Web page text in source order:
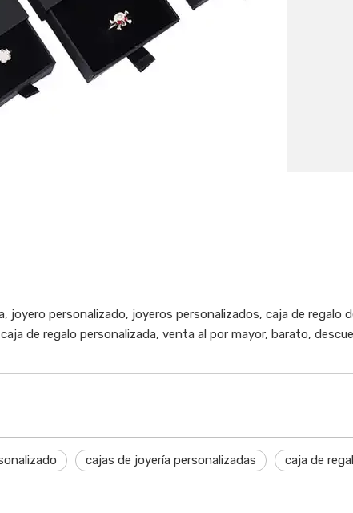
personalizado, joyeros personalizados, caja de regalo
de regalo personalizada, venta al por mayor, barato,
cajas de joyería personalizadas caja de